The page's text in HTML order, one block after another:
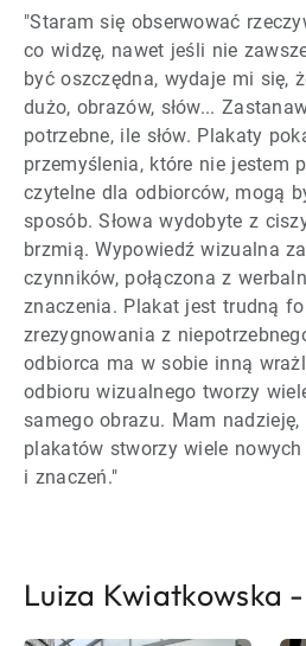
"Staram się obserwować
co widzę, nawet jeśli nie
być oszczędna, wydaje mi się,
dużo, obrazów, słów...
potrzebne, ile słów. Plakaty
przemyślenia, które nie jestem
czytelne dla odbiorców, mogą
sposób. Słowa wydobyte z
brzmią. Wypowiedź wizualna
czynników, połączona z
znaczenia. Plakat jest trudną
zrezygnowania z
odbiorca ma w sobie inną
odbioru wizualnego tworzy
samego obrazu. Mam
plakatów stworzy wiele
i znaczeń."
Luiza Kwiatkowska